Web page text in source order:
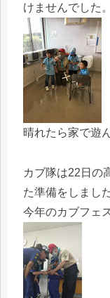
けませんでした。
晴れたら家で遊
カブ隊は22日の
た準備をしました
今年のカブフェ